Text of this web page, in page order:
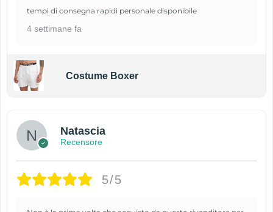
tempi di consegna rapidi personale disponibile
4 settimane fa
Costume Boxer
Natascia
Recensore
5/5